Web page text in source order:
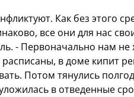
Как без этого
все они для нас
- Первоначально нам не
в доме кипит
Потом тянулись
в отведенные